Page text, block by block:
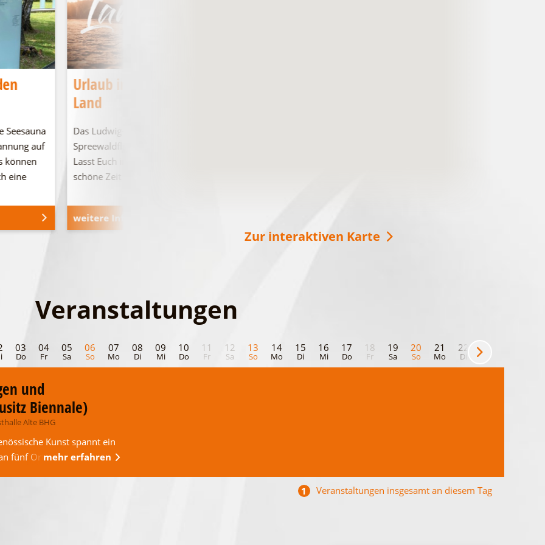
Seesauna
auf
können
eine
Urlaub im Ludwig-Leichhardt-
Land
Das Ludwig-Leichhardt-Land an den
Spreewaldfließen, den Seen und in der Heide.
Lasst Euch inspirieren und verbringt eine
schöne Zeit bei …
weitere Informationen
Zur interaktiven Karte
Veranstaltungen
03
Do
04
Fr
05
Sa
06
So
07
Mo
08
Di
09
Mi
10
Do
11
Fr
12
Sa
13
So
14
Mo
15
Di
16
Mi
17
Do
18
Fr
19
Sa
20
So
21
Mo
22
Di
23
Mi
und
Biennale)
Alte BHG
Kunst spannt ein
fünf Orten in der …
mehr erfahren
1 Veranstaltungen insgesamt an diesem Tag